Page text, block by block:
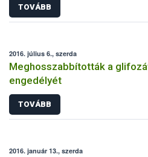
TOVÁBB
2016. július 6., szerda
Meghosszabbították a
engedélyét
TOVÁBB
2016. január 13., szerda